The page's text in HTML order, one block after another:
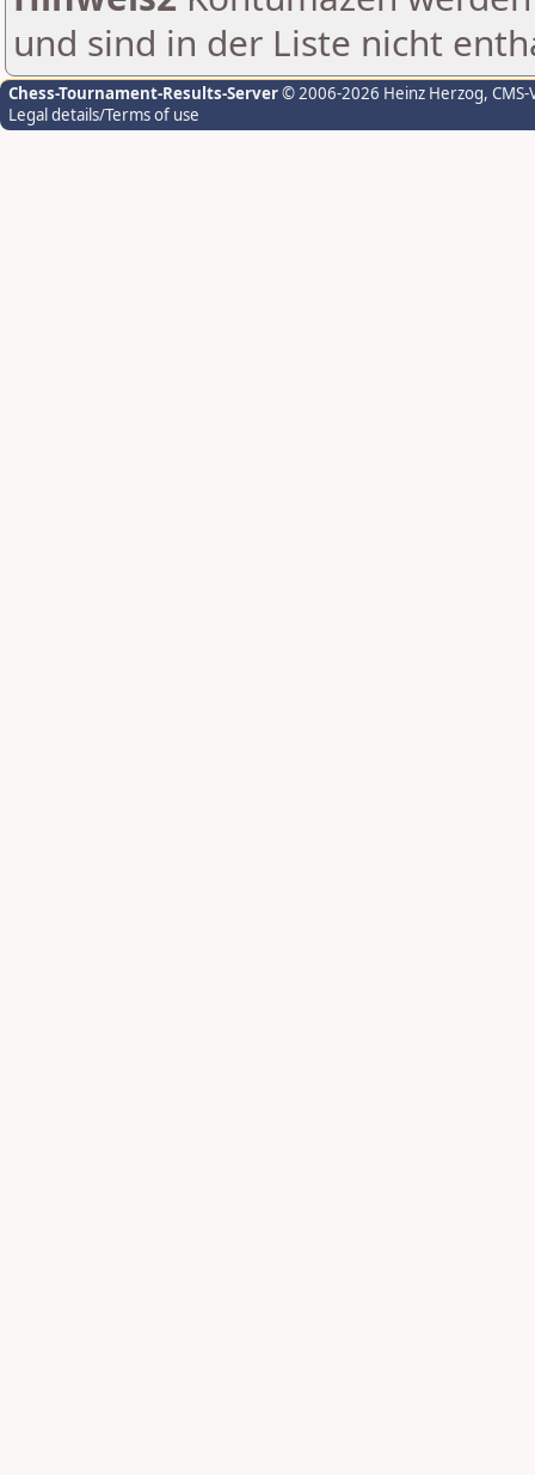
und sind in der Liste nicht
Chess-Tournament-Results-Server© 2006-2026 Heinz Herzog,
Legal details/Terms of use